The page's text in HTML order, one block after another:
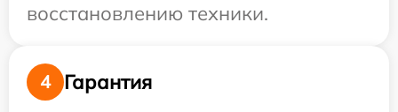
восстановлению техники.
4
Гарантия